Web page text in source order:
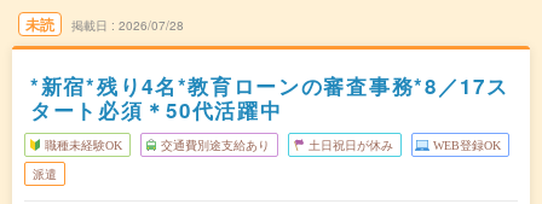
未読 掲載日 2026/07/28
*新宿*残り4名*教育ローンの審査事務*8／17ス
タート必須＊50代活躍中
職種未経験OK 交通費別途支給あり 土日祝日が休み WEB登録OK
派遣